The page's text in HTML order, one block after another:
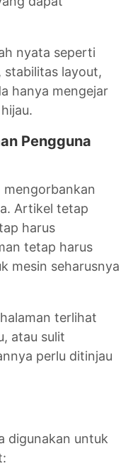
nyata seperti
layout,
hanya mengejar
Pengguna
mengorbankan
Artikel tetap
harus
tetap harus
mesin seharusnya
terlihat
atau sulit
perlu ditinjau
digunakan untuk